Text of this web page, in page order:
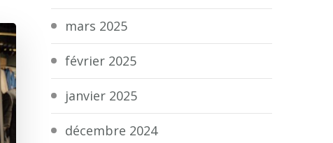
mars 2025
février 2025
janvier 2025
décembre 2024